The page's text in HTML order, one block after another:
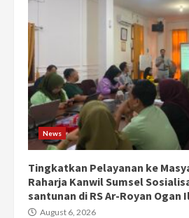
News
Tingkatkan Pelayanan ke
Raharja Kanwil Sumsel
santunan di RS Ar-Royan Ogan
August 6, 2026